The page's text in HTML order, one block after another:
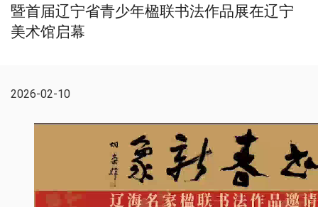
暨首届辽宁省青少年楹联书法作品展在辽宁
美术馆启幕
2026-02-10